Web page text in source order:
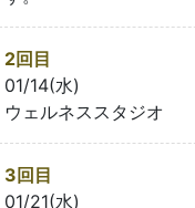
2回目
01/14(水)
ウェルネススタジオ
3回目
01/21(水)